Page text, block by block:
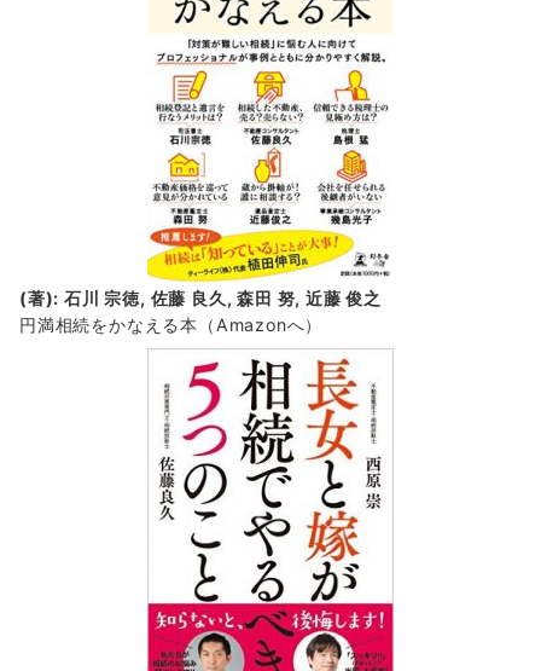
(著): 石川 宗徳, 佐藤 良久, 森田 努, 近藤 俊之
円満相続をかなえる本（Amazonへ）